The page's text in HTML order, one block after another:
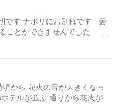
です ナポリにお別れです 曇
ことができませんでした ...
から 花火の音が大きくなっ
テルが並ぶ 通りから花火が